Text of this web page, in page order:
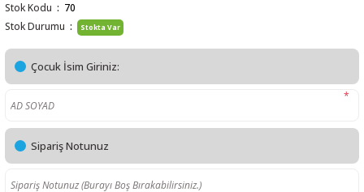
Stok Kodu
70
Stok Durumu
Stokta Var
Çocuk İsim Giriniz:
*
Sipariş Notunuz